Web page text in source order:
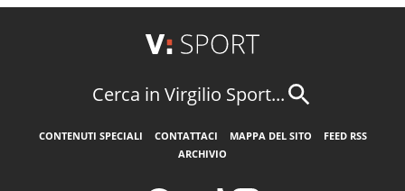
Cerca in Virgilio Sport...
CONTENUTI SPECIALI CONTATTACI MAPPA DEL SITO
FEED RSS
ARCHIVIO